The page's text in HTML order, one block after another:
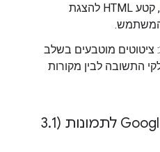
, קטע HTML להצגת
: ציטוטים מוטבעים בשלב
התשובה לבין מקורות
.1